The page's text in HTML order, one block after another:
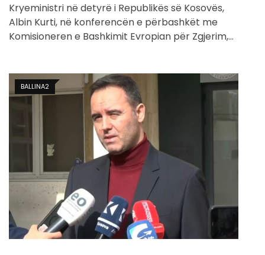
Kryeministri në detyrë i Republikës së Kosovës,
Albin Kurti, në konferencën e përbashkët me
Komisioneren e Bashkimit Evropian për Zgjerim,…
BALLINA2